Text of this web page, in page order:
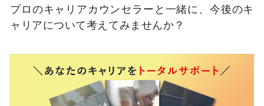
プロのキャリアカウンセラーと一緒に、今後のキ
ャリアについて考えてみませんか？